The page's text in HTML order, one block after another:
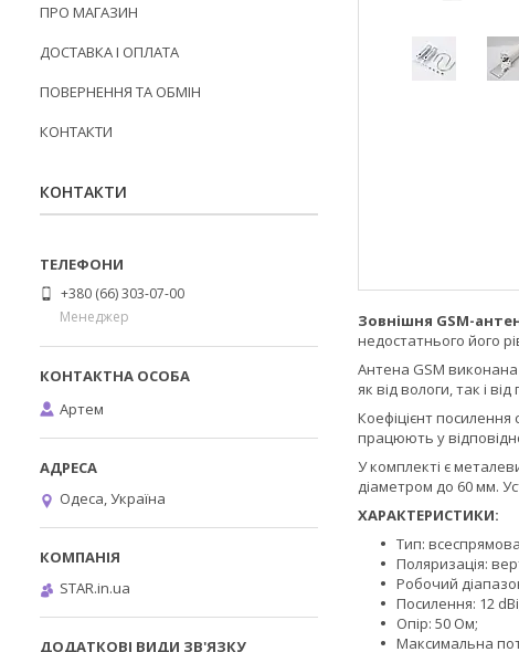
Зовнішня GSM-
недостатнього його
Антена GSM
як від вологи, так і
Коефіцієнт
працюють у
У комплекті є
діаметром до 60 мм.
ХАРАКТЕРИСТИКИ:
Тип:
Поляризація:
Робочий
Посилення: 12
Опір: 50 Ом;
Максимальна
ПРО МАГАЗИН
ДОСТАВКА І ОПЛАТА
ПОВЕРНЕННЯ ТА ОБМІН
КОНТАКТИ
КОНТАКТИ
+380 (66) 303-07-00
Менеджер
Артем
Одеса, Україна
STAR.in.ua